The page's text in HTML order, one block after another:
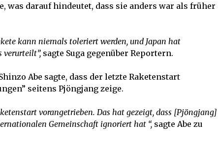
was darauf hindeutet, dass sie anders war als früher
kann niemals toleriert werden, und Japan hat
verurteilt”, sagte Suga gegenüber Reportern.
Abe sagte, dass der letzte Raketenstart
seitens Pjöngjang zeige.
vorangetrieben. Das hat gezeigt, dass [Pjöngjang]
Gemeinschaft ignoriert hat “, sagte Abe zu